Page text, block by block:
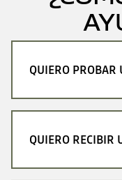
QUIERO PROBAR
QUIERO RECIBIR